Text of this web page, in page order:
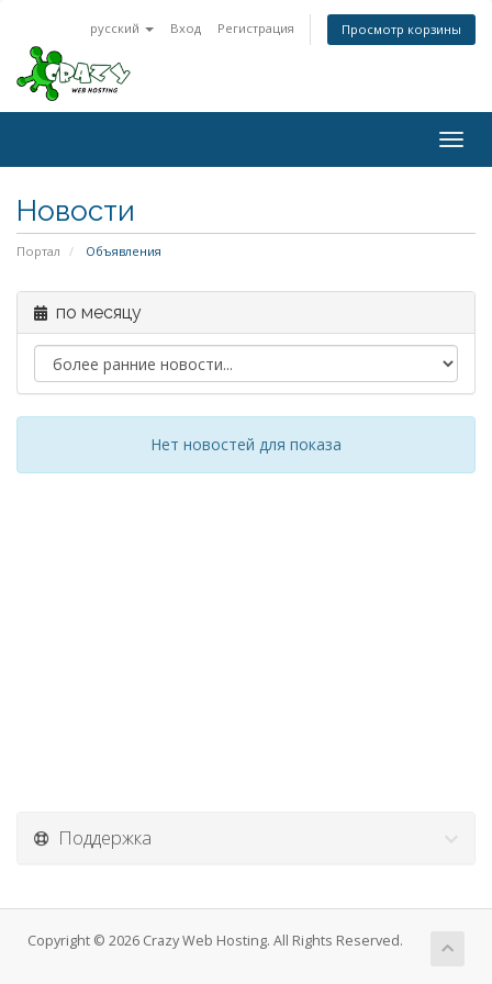
русский Вход Регистрация Просмотр корзины
Новости
Портал Объявления
по месяцу
Нет новостей для показа
Поддержка
Copyright © 2026 Crazy Web Hosting. All Rights Reserved.